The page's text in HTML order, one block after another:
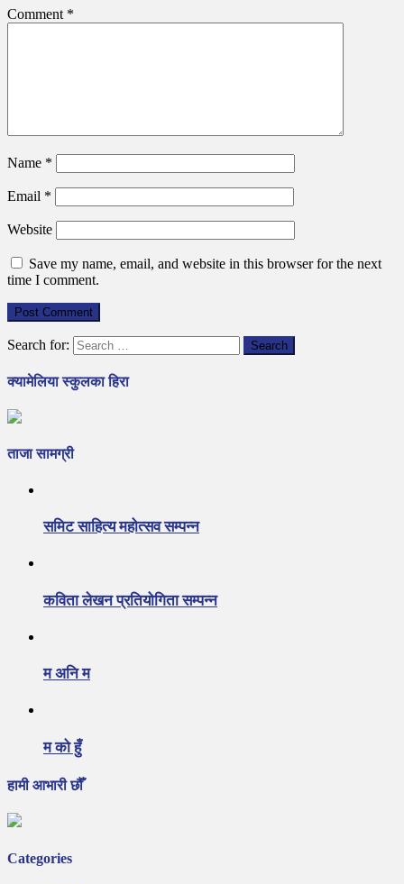
Comment *
Name *
Email *
Website
Save my name, email, and website in this browser for the next
time I comment.
Search for:
क्यामेलिया स्कुलका हिरा
ताजा सामग्री
समिट साहित्य महोत्सव सम्पन्न
कविता लेखन प्रतियोगिता सम्पन्न
म अनि म
म को हुँ
हामी आभारी छौँ
Categories